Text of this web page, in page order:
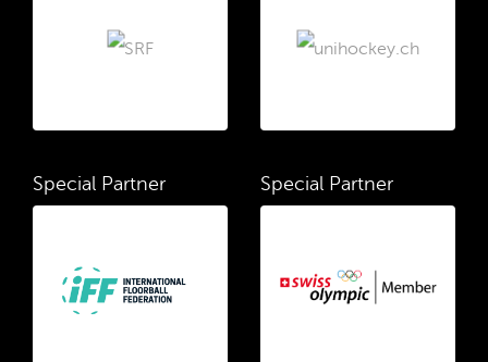
Special Partner Special Partner